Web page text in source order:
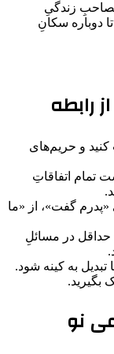
زندگیِ
دوباره سکانِ
رابطه
کنید و حریم‌های
تمام اتفاقاتِ
«پدرم گفت»، از «ما
در مسائلِ
تبدیل به کینه شود.
بگیرید.
نو